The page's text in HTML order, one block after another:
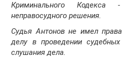
Криминального Кодекса
неправосудного решения.
Судья Антонов не имел
делу в проведении
слушания дела.